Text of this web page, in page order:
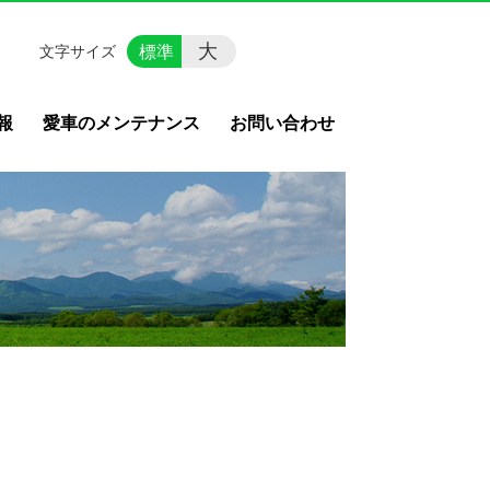
愛車のメンテナンス お問い合わせ
文字サイズ 標準 大